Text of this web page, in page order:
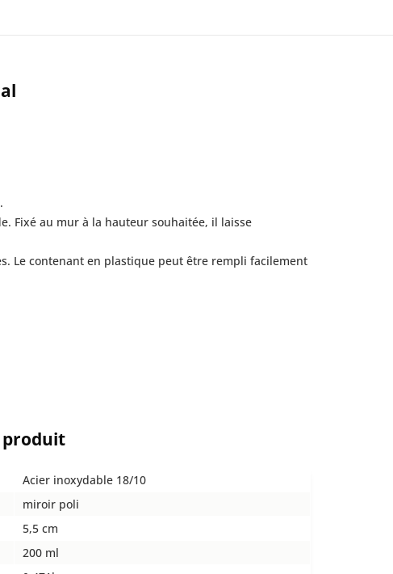
Fixé au mur à la hauteur souhaitée, il laisse
Le contenant en plastique peut être rempli facilement
produit
Acier inoxydable 18/10
miroir poli
5,5 cm
200 ml